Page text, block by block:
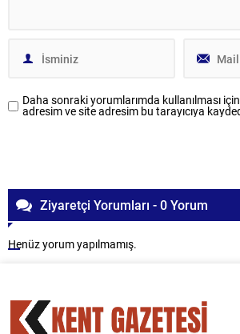
Daha sonraki yorumlarımda kullanılması
adresim ve site adresim bu tarayıcıya
Ziyaretçi Yorumları - 0 Yorum
Henüz yorum yapılmamış.